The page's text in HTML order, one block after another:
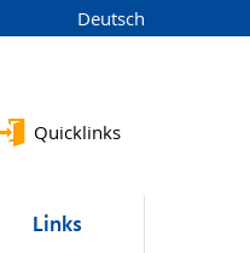
Deutsch
Quicklinks
Links